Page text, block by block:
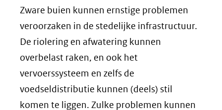
Zware buien kunnen ernstige problemen
veroorzaken in de stedelijke infrastructuur.
De riolering en afwatering kunnen
overbelast raken, en ook het
vervoerssysteem en zelfs de
voedseldistributie kunnen (deels) stil
komen te liggen. Zulke problemen kunnen